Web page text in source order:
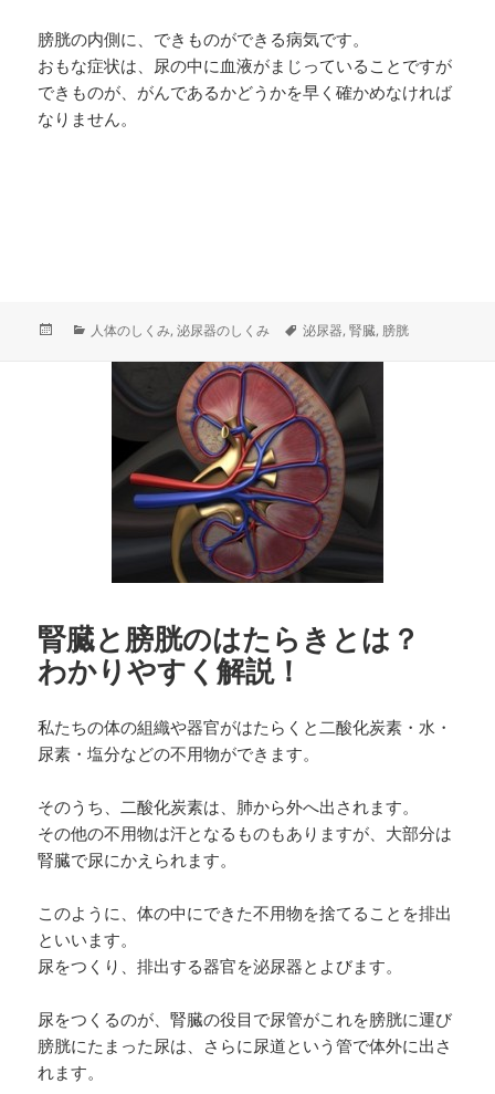
膀胱の内側に、できものができる病気です。
おもな症状は、尿の中に血液がまじっていることですが
できものが、がんであるかどうかを早く確かめなければ
なりません。
カ
人体のしくみ,泌尿器のしくみ
タ
泌尿器,腎臓, 膀胱
腎臓と膀胱のはたらきとは？
わかりやすく解説！
私たちの体の組織や器官がはたらくと二酸化炭素・水・
尿素・塩分などの不用物ができます。
そのうち、二酸化炭素は、肺から外へ出されます。
その他の不用物は汗となるものもありますが、大部分は
腎臓で尿にかえられます。
このように、体の中にできた不用物を捨てることを排出
といいます。
尿をつくり、排出する器官を泌尿器とよびます。
尿をつくるのが、腎臓の役目で尿管がこれを膀胱に運び
膀胱にたまった尿は、さらに尿道という管で体外に出さ
れます。